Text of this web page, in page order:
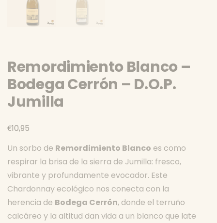
Remordimiento Blanco –
Bodega Cerrón – D.O.P.
Jumilla
€10,95
Un sorbo de Remordimiento Blanco es como
respirar la brisa de la sierra de Jumilla: fresco,
vibrante y profundamente evocador. Este
Chardonnay ecológico nos conecta con la
herencia de Bodega Cerrón, donde el terruño
calcáreo y la altitud dan vida a un blanco que late